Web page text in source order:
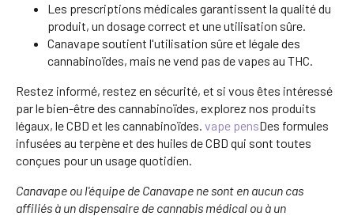
Les prescriptions médicales garantissent la qualité du
produit, un dosage correct et une utilisation sûre.
Canavape soutient l'utilisation sûre et légale des
cannabinoïdes, mais ne vend pas de vapes au THC.
Restez informé, restez en sécurité, et si vous êtes intéressé
par le bien-être des cannabinoïdes, explorez nos produits
légaux, le CBD et les cannabinoïdes. vape pensDes formules
infusées au terpène et des huiles de CBD qui sont toutes
conçues pour un usage quotidien.
Canavape ou l'équipe de Canavape ne sont en aucun cas
affiliés à un dispensaire de cannabis médical ou à un